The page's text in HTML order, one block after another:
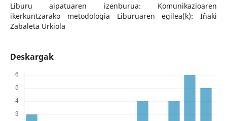
Liburu aipatuaren izenburua: Komunikazioaren
ikerkuntzarako metodologia Liburuaren egilea(k): Iñaki
Zabaleta Urkiola
Deskargak